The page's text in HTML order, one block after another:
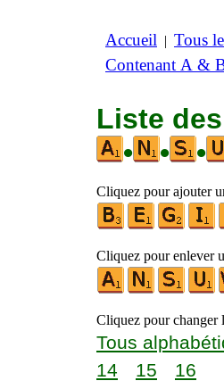
Accueil | Tous
Contenant A &
Liste
•
• •
Cliquez pour ajouter
Cliquez pour enlever
Cliquez pour changer
Tous
14
15 16